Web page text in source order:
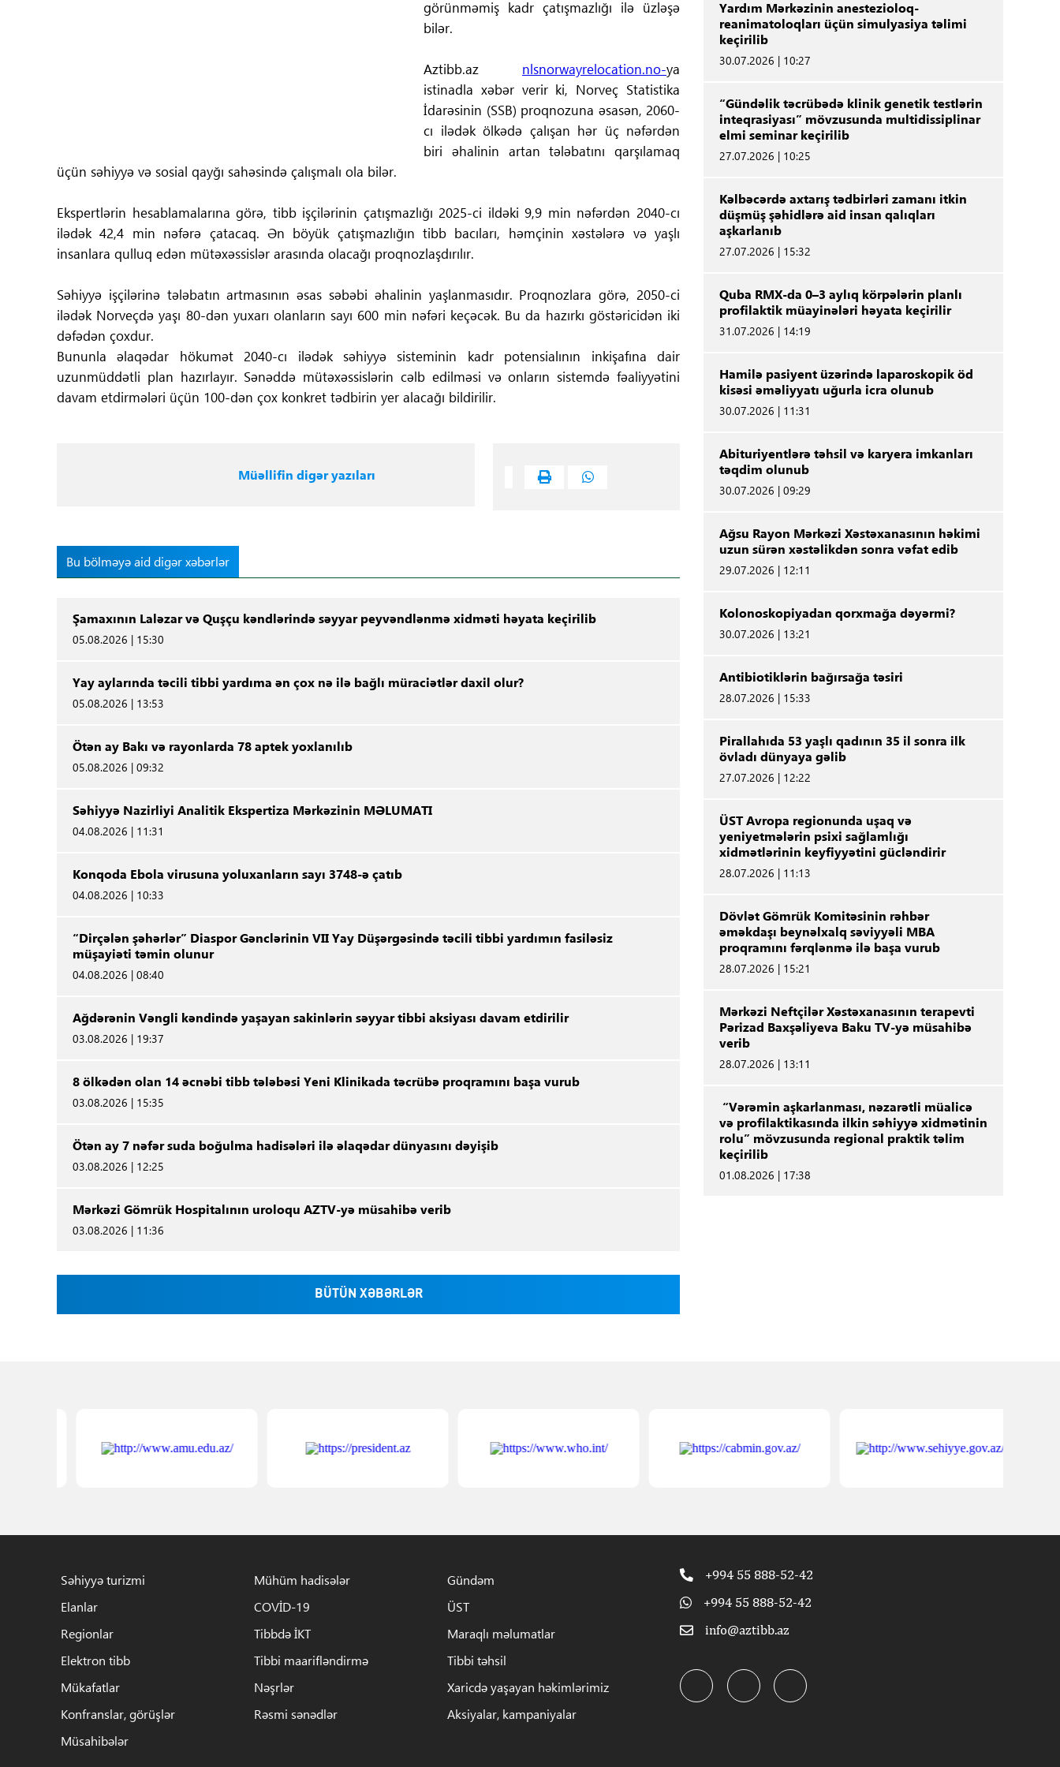
görünməmiş kadr çatışmazlığı ilə üzləşə
bilər.
Aztibb.az nlsnorwayrelocation.no-ya
istinadla xəbər verir ki, Norveç Statistika
İdarəsinin (SSB) proqnozuna əsasən, 2060-
cı ilədək ölkədə çalışan hər üç nəfərdən
biri əhalinin artan tələbatını qarşılamaq
üçün səhiyyə və sosial qayğı sahəsində çalışmalı ola bilər.
Ekspertlərin hesablamalarına görə, tibb işçilərinin çatışmazlığı 2025-ci ildəki 9,9 min nəfərdən 2040-cı
ilədək 42,4 min nəfərə çatacaq. Ən böyük çatışmazlığın tibb bacıları, həmçinin xəstələrə və yaşlı
insanlara qulluq edən mütəxəssislər arasında olacağı proqnozlaşdırılır.
Səhiyyə işçilərinə tələbatın artmasının əsas səbəbi əhalinin yaşlanmasıdır. Proqnozlara görə, 2050-ci
ilədək Norveçdə yaşı 80-dən yuxarı olanların sayı 600 min nəfəri keçəcək. Bu da hazırkı göstəricidən iki
dəfədən çoxdur.
Bununla əlaqədar hökumət 2040-cı ilədək səhiyyə sisteminin kadr potensialının inkişafına dair
uzunmüddətli plan hazırlayır. Sənəddə mütəxəssislərin cəlb edilməsi və onların sistemdə fəaliyyətini
davam etdirmələri üçün 100-dən çox konkret tədbirin yer alacağı bildirilir.
Müəllifin digər yazıları
Bu bölməyə aid digər xəbərlər
Şamaxının Laləzar və Quşçu kəndlərində səyyar peyvəndlənmə xidməti həyata keçirilib
05.08.2026 | 15:30
Yay aylarında təcili tibbi yardıma ən çox nə ilə bağlı müraciətlər daxil olur?
05.08.2026 | 13:53
Ötən ay Bakı və rayonlarda 78 aptek yoxlanılıb
05.08.2026 | 09:32
Səhiyyə Nazirliyi Analitik Ekspertiza Mərkəzinin MƏLUMATI
04.08.2026 | 11:31
Konqoda Ebola virusuna yoluxanların sayı 3748-ə çatıb
04.08.2026 | 10:33
“Dirçələn şəhərlər” Diaspor Gənclərinin VII Yay Düşərgəsində təcili tibbi yardımın fasiləsiz
müşayiəti təmin olunur
04.08.2026 | 08:40
Ağdərənin Vəngli kəndində yaşayan sakinlərin səyyar tibbi aksiyası davam etdirilir
03.08.2026 | 19:37
8 ölkədən olan 14 əcnəbi tibb tələbəsi Yeni Klinikada təcrübə proqramını başa vurub
03.08.2026 | 15:35
Ötən ay 7 nəfər suda boğulma hadisələri ilə əlaqədar dünyasını dəyişib
03.08.2026 | 12:25
Mərkəzi Gömrük Hospitalının uroloqu AZTV-yə müsahibə verib
03.08.2026 | 11:36
BÜTÜN XƏBƏRLƏR
Yardım Mərkəzinin anestezioloq-
reanimatoloqları üçün simulyasiya təlimi
keçirilib
30.07.2026 | 10:27
“Gündəlik təcrübədə klinik genetik testlərin
inteqrasiyası” mövzusunda multidissiplinar
elmi seminar keçirilib
27.07.2026 | 10:25
Kəlbəcərdə axtarış tədbirləri zamanı itkin
düşmüş şəhidlərə aid insan qalıqları
aşkarlanıb
27.07.2026 | 15:32
Quba RMX-da 0–3 aylıq körpələrin planlı
profilaktik müayinələri həyata keçirilir
31.07.2026 | 14:19
Hamilə pasiyent üzərində laparoskopik öd
kisəsi əməliyyatı uğurla icra olunub
30.07.2026 | 11:31
Abituriyentlərə təhsil və karyera imkanları
təqdim olunub
30.07.2026 | 09:29
Ağsu Rayon Mərkəzi Xəstəxanasının həkimi
uzun sürən xəstəlikdən sonra vəfat edib
29.07.2026 | 12:11
Kolonoskopiyadan qorxmağa dəyərmi?
30.07.2026 | 13:21
Antibiotiklərin bağırsağa təsiri
28.07.2026 | 15:33
Pirallahıda 53 yaşlı qadının 35 il sonra ilk
övladı dünyaya gəlib
27.07.2026 | 12:22
ÜST Avropa regionunda uşaq və
yeniyetmələrin psixi sağlamlığı
xidmətlərinin keyfiyyətini gücləndirir
28.07.2026 | 11:13
Dövlət Gömrük Komitəsinin rəhbər
əməkdaşı beynəlxalq səviyyəli MBA
proqramını fərqlənmə ilə başa vurub
28.07.2026 | 15:21
Mərkəzi Neftçilər Xəstəxanasının terapevti
Pərizad Baxşəliyeva Baku TV-yə müsahibə
verib
28.07.2026 | 13:11
“Vərəmin aşkarlanması, nəzarətli müalicə
və profilaktikasında ilkin səhiyyə xidmətinin
rolu” mövzusunda regional praktik təlim
keçirilib
01.08.2026 | 17:38
Səhiyyə turizmi Mühüm hadisələr
Gündəm
Elanlar
COVİD-19
ÜST
Regionlar
Tibbdə İKT
Maraqlı məlumatlar
Elektron tibb
Tibbi maarifləndirmə
Tibbi təhsil
Mükafatlar
Nəşrlər
Xaricdə yaşayan həkimlərimiz
Konfranslar, görüşlər
Rəsmi sənədlər
Aksiyalar, kampaniyalar
Müsahibələr
+994 55 888-52-42
+994 55 888-52-42
info@aztibb.az
Mühüm hadisələr